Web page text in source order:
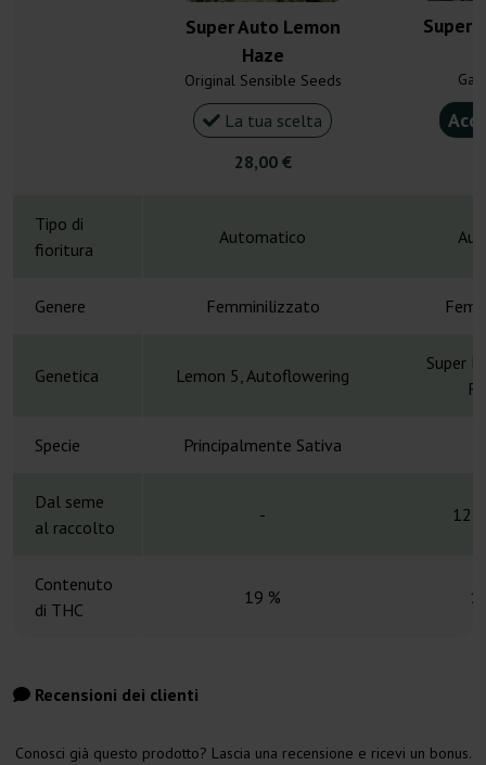
Super Auto Lemon
Haze
Original Sensible Seeds
La tua scelta
28,00 €
Super
Tipo di
fioritura
Automatico
Genere Femminilizzato
Genetica Lemon 5, Autoflowering
Super
Specie Principalmente Sativa
Dal seme
al raccolto
- 12
Contenuto
di THC
19 %
Recensioni dei clienti
Conosci già questo prodotto? Lascia una recensione e ricevi un bonus.